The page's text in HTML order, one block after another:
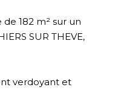
182 m² sur un
SUR THEVE,
verdoyant et